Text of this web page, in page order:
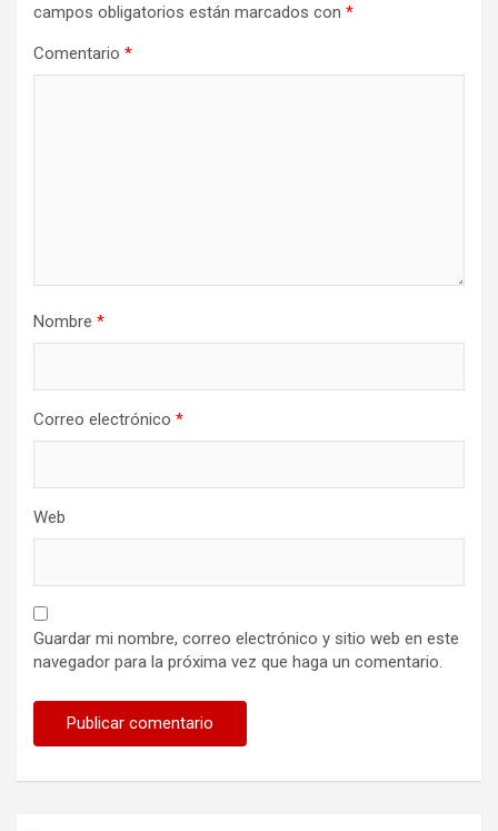
campos obligatorios están marcados con *
Comentario *
Nombre *
Correo electrónico *
Web
Guardar mi nombre, correo electrónico y sitio web en este
navegador para la próxima vez que haga un comentario.